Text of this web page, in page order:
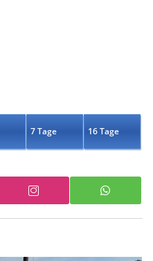
7 Tage 16 Tage